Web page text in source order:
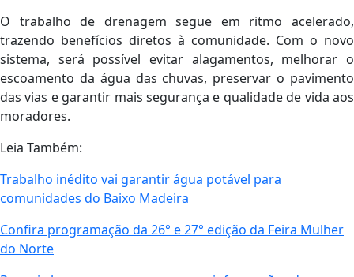
O trabalho de drenagem segue em ritmo acelerado,
trazendo benefícios diretos à comunidade. Com o novo
sistema, será possível evitar alagamentos, melhorar o
escoamento da água das chuvas, preservar o pavimento
das vias e garantir mais segurança e qualidade de vida aos
moradores.
Leia Também:
Trabalho inédito vai garantir água potável para
comunidades do Baixo Madeira
Confira programação da 26° e 27° edição da Feira Mulher
do Norte